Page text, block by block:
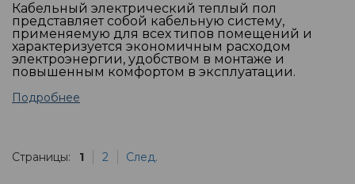
Кабельный электрический теплый пол
представляет собой кабельную систему,
применяемую для всех типов помещений и
характеризуется экономичным расходом
электроэнергии, удобством в монтаже и
повышенным комфортом в эксплуатации.
Подробнее
Страницы: 1 2 След.